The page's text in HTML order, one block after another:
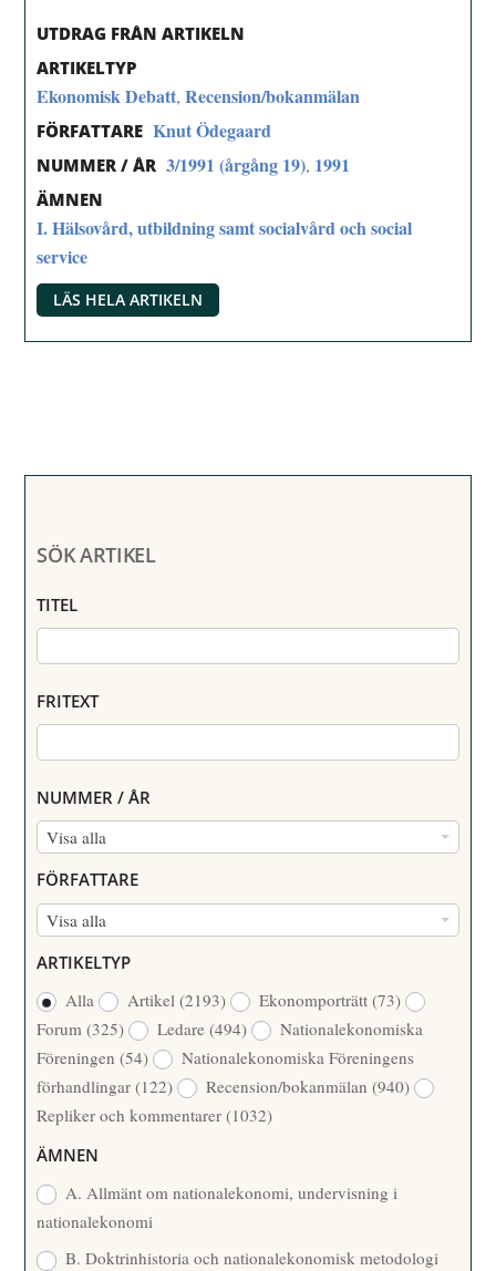
UTDRAG FRÅN ARTIKELN
ARTIKELTYP
Ekonomisk Debatt,Recension/bokanmälan
FÖRFATTARE Knut Ödegaard
NUMMER / ÅR 3/1991 (årgång 19), 1991
ÄMNEN
I. Hälsovård, utbildning samt socialvård och social
service
LÄS HELA ARTIKELN
SÖK ARTIKEL
TITEL
FRITEXT
NUMMER / ÅR
Visa alla
N
M
M
/
Å
R
FÖRFATTARE
Visa alla
R
F
A
T
T
A
R
ARTIKELTYP
Alla
Artikel(2193) Ekonomporträtt(73)
Forum(325) Ledare(494)
Nationalekonomiska
Föreningen(54)
Nationalekonomiska Föreningens
förhandlingar(122) Recension/bokanmälan(940)
Repliker och kommentarer(1032)
ÄMNEN
A. Allmänt om nationalekonomi, undervisning i
nationalekonomi
B. Doktrinhistoria och nationalekonomisk metodologi